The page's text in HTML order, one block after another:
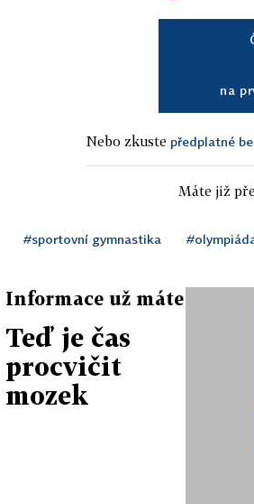
na
Nebo zkuste předplatné
Máte již
#sportovní gymnastika
Informace už máte
Teď je čas
procvičit
mozek